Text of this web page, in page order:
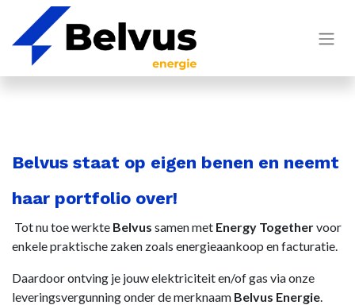
Belvus staat op eigen benen en neemt
haar portfolio over!
Tot nu toe werkte Belvus samen met Energy Togethervoor
enkele praktische zaken zoals energieaankoop en facturatie.
Daardoor ontving je jouw elektriciteit en/of gas via onze
leveringsvergunning onder de merknaam Belvus Energie.